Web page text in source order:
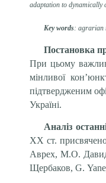
adaptation to dynamically
Key words: agrarian
Постановка
При цьому
мінливої
підтвердженим
Україні.
Аналіз
ХХ ст.
Аврех, М.О.
Щербаков, G.